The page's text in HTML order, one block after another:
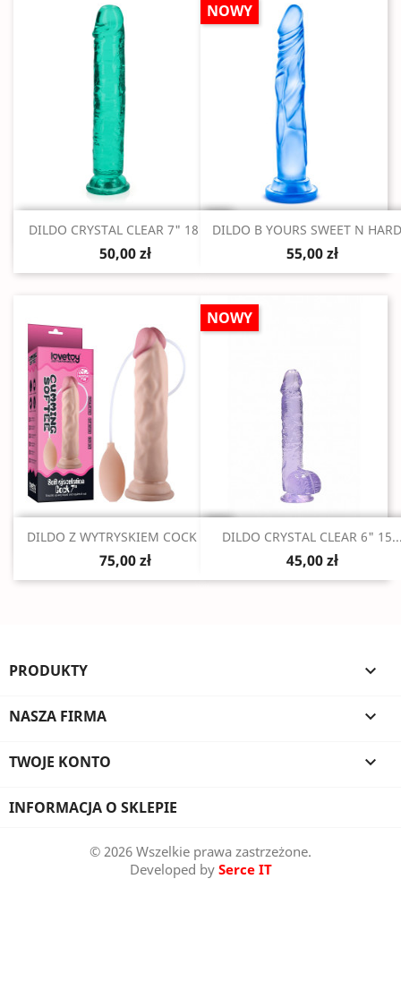
Szybki podgląd
DILDO CRYSTAL CLEAR 7" 18 CM
50,00 zł
Szybki podgląd
DILDO B YOURS SWEET N
55,00 zł
NOWY
Szybki podgląd
DILDO Z WYTRYSKIEM COCK 8,5"
75,00 zł
Szybki podgląd
DILDO CRYSTAL CLEAR 6"
45,00 zł
NOWY
PRODUKTY 
NASZA FIRMA 
TWOJE KONTO 
INFORMACJA O SKLEPIE
© 2026 Wszelkie prawa zastrzeżone.
Developed by Serce IT